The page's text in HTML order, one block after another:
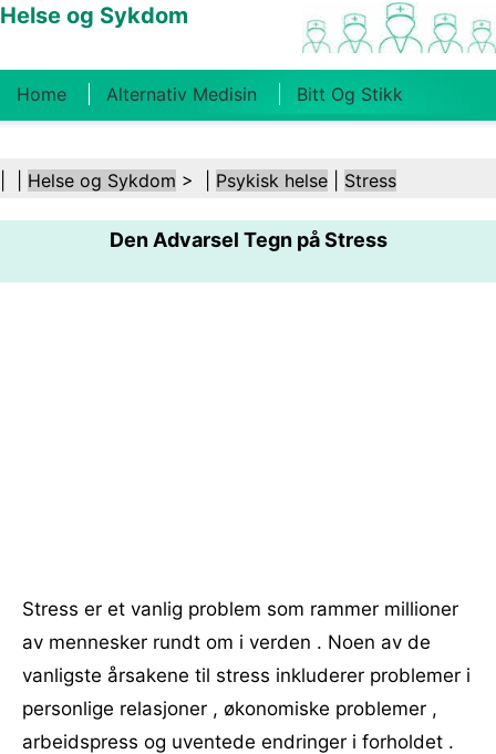
Helse og Sykdom
Home Alternativ Medisin Bitt Og Stikk
Kosthold Og Ernæring Familiehelse
Helsebransjen Psykisk Helse Folkehelse Og
Sikkerhet Kirurgi Og Prosedyrer Helse
Helse og Sykdom > | Psykisk helse Stress
Den Advarsel Tegn på Stress
Stress er et vanlig problem som rammer millioner
av mennesker rundt om i verden . Noen av de
vanligste årsakene til stress inkluderer problemer i
personlige relasjoner , økonomiske problemer ,
arbeidspress og uventede endringer i forholdet .